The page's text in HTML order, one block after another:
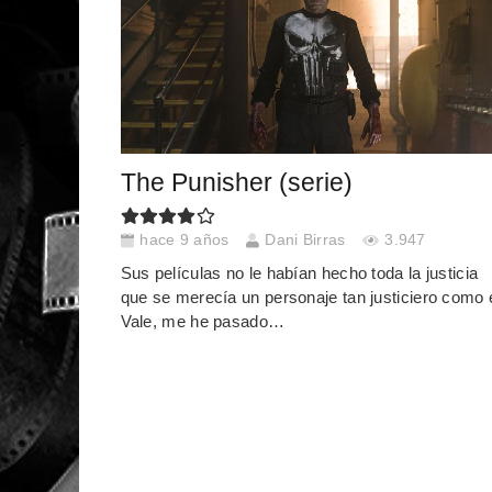
The Punisher (serie)
hace 9 años Dani Birras 3.947
Sus películas no le habían hecho toda la justicia
que se merecía un personaje tan justiciero como
Vale, me he pasado…